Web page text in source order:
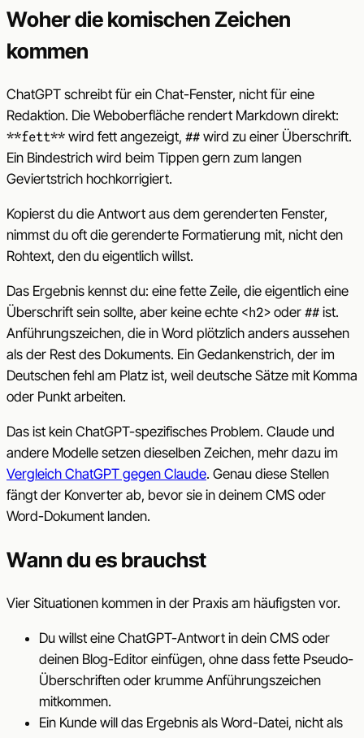
Woher die komischen Zeichen
kommen
ChatGPT schreibt für ein Chat-Fenster, nicht für eine
Redaktion. Die Weboberfläche rendert Markdown direkt:
**fett** wird fett angezeigt, ## wird zu einer Überschrift.
Ein Bindestrich wird beim Tippen gern zum langen
Geviertstrich hochkorrigiert.
Kopierst du die Antwort aus dem gerenderten Fenster,
nimmst du oft die gerenderte Formatierung mit, nicht den
Rohtext, den du eigentlich willst.
Das Ergebnis kennst du: eine fette Zeile, die eigentlich eine
Überschrift sein sollte, aber keine echte <h2> oder ## ist.
Anführungszeichen, die in Word plötzlich anders aussehen
als der Rest des Dokuments. Ein Gedankenstrich, der im
Deutschen fehl am Platz ist, weil deutsche Sätze mit Komma
oder Punkt arbeiten.
Das ist kein ChatGPT-spezifisches Problem. Claude und
andere Modelle setzen dieselben Zeichen, mehr dazu im
Vergleich ChatGPT gegen Claude. Genau diese Stellen
fängt der Konverter ab, bevor sie in deinem CMS oder
Word-Dokument landen.
Wann du es brauchst
Vier Situationen kommen in der Praxis am häufigsten vor.
Du willst eine ChatGPT-Antwort in dein CMS oder
deinen Blog-Editor einfügen, ohne dass fette Pseudo-
Überschriften oder krumme Anführungszeichen
mitkommen.
Ein Kunde will das Ergebnis als Word-Datei, nicht als